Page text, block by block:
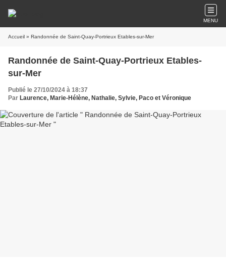
MENU
Accueil » Randonnée de Saint-Quay-Portrieux Etables-sur-Mer
Randonnée de Saint-Quay-Portrieux Etables-
sur-Mer
Publié le 27/10/2024 à 18:37
Par Laurence, Marie-Hélène, Nathalie, Sylvie, Paco et Véronique